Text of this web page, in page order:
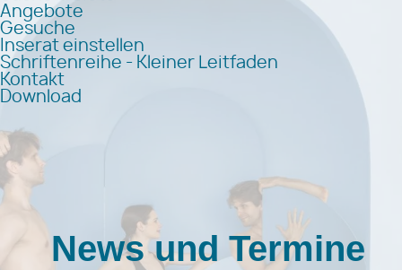
Angebote
Gesuche
Inserat einstellen
Schriftenreihe - Kleiner Leitfaden
Kontakt
Download
News und Termine